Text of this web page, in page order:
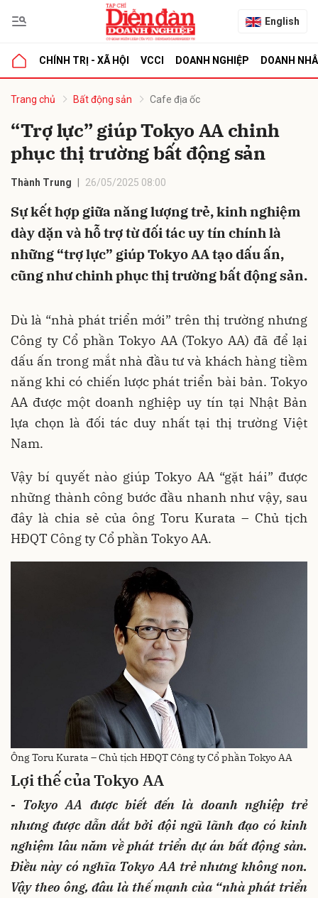
English
CHÍNH TRỊ - XÃ HỘI VCCI DOANH NGHIỆP DOANH
Trang chủ Bất động sản Cafe địa ốc
“Trợ lực” giúp Tokyo AA chinh
phục thị trường bất động sản
Thành Trung 26/05/2025 08:00
Sự kết hợp giữa năng lượng trẻ, kinh nghiệm
dày dặn và hỗ trợ từ đối tác uy tín chính là
những “trợ lực” giúp Tokyo AA tạo dấu ấn,
cũng như chinh phục thị trường bất động sản.
Dù là “nhà phát triển mới” trên thị trường nhưng
Công ty Cổ phần Tokyo AA (Tokyo AA) đã để lại
dấu ấn trong mắt nhà đầu tư và khách hàng tiềm
năng khi có chiến lược phát triển bài bản. Tokyo
AA được một doanh nghiệp uy tín tại Nhật Bản
lựa chọn là đối tác duy nhất tại thị trường Việt
Nam.
Vậy bí quyết nào giúp Tokyo AA “gặt hái” được
những thành công bước đầu nhanh như vậy, sau
đây là chia sẻ của ông Toru Kurata – Chủ tịch
HĐQT Công ty Cổ phần Tokyo AA.
Ông Toru Kurata – Chủ tịch HĐQT Công ty Cổ phần Tokyo AA
Lợithế củaTokyo AA
- Tokyo AA được biết đến là doanh nghiệp trẻ
nhưng được dẫn dắt bởi đội ngũ lãnh đạo có kinh
nghiệm lâu năm về phát triển dự án bất động sản.
Điều này có nghĩa Tokyo AA trẻ nhưng không non.
Vậy theo ông, đâu là thế mạnh của “nhà phát triển
luận
Hủy